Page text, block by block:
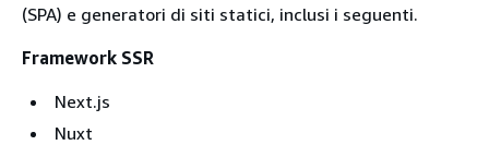
(SPA) e generatori di siti statici, inclusi i seguenti.
Framework SSR
Next.js
Nuxt